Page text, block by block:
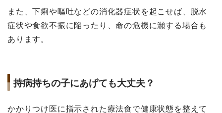
また、下痢や嘔吐などの消化器症状を起こせば、脱水
症状や食欲不振に陥ったり、命の危機に瀕する場合も
あります。
持病持ちの子にあげても大丈夫？
かかりつけ医に指示された療法食で健康状態を整えて